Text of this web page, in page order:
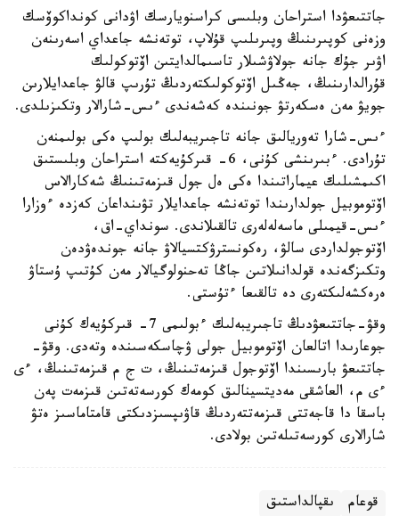
جاتتىعۋدا استراحان وبلىسى كراسنويارسك اۋدانى كونداكوۆسك
وزەنى كوپىرىنىڭ وپىرىلىپ قۇلاپ، توتەنشە جاعداي اسەرىنەن
اۋىر جۇك جانە جولاۋشىلار تاسىمالدايتىن اۆتوكولىك
قۇرالدارىنىڭ، جەڭىل اۆتوكولىكتەردىڭ تۇرىپ قالۋ جاعدايلارىن
جويۋ مەن ەسكەرتۋ جونىندە كەشەندى ءىس-شارالار وتكىزىلدى.
ءىس-شارا تەوريالىق جانە تاجىريبەلىك بولىپ ەكى بولىمنەن
تۇرادى. ءبىرىنشى كۇنى، 6- قىركۇيەكتە استراحان وبلىستىق
اكىمشىلىك عيماراتىندا ەكى ەل جول قىزمەتىنىڭ شەكارالاس
اۆتوموبيل جولدارىندا توتەنشە جاعدايلار تۋىنداعان كەزدە ءوزارا
ءىس-قيمىلى ماسەلەلەرى تالقىلاندى. سونداي-اق،
اۆتوجولداردى سالۋ، رەكونسترۋكتسيالاۋ جانە جوندەۋدەن
وتكىزگەندە قولدانىلاتىن جاڭا تەحنولوگيالار مەن كۇتىپ ۇستاۋ
ەرەكشەلىكتەرى دە تالقىعا ءتۇستى.
وقۋ-جاتتىعۋدىڭ تاجىريبەلىك ءبولىمى 7- قىركۇيەك كۇنى
جوعارىدا اتالعان اۆتوموبيل جولى ۋچاسكەسىندە وتەدى. وقۋ-
جاتتىعۋ بارىسىندا اۆتوجول قىزمەتىنىڭ، ت ج م قىزمەتىنىڭ، ءى
ءى م، العاشقى مەديتسينالىق كومەك كورسەتەتىن قىزمەت پەن
باسقا دا قاجەتتى قىزمەتتەردىڭ قاۋىپسىزدىكتى قامتاماسىز ەتۋ
شارالارى كورسەتىلەتىن بولادى.
قوعام ىقپالداستىق